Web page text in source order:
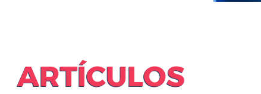
ARTÍCULOS